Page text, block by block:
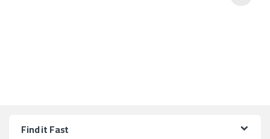
Find it Fast